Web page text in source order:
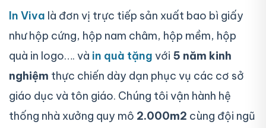
In Viva là đơn vị trực tiếp sản xuất bao bì giấy
như hộp cứng, hộp nam châm, hộp mềm, hộp
quà in logo…. và in quà tặng với 5 năm kinh
nghiệm thực chiến dày dạn phục vụ các cơ sở
giáo dục và tôn giáo. Chúng tôi vận hành hệ
thống nhà xưởng quy mô 2.000m2 cùng đội ngũ